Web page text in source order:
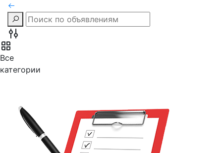
Все
категории